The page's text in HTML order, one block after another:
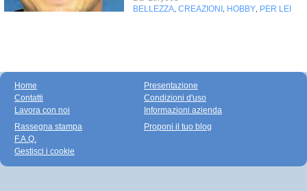
BELLEZZA CREAZIONI HOBBY PER LEI
Home
Contatti
Lavora con noi
Presentazione
Condizioni d'uso
Informazioni azienda
Rassegna stampa
F.A.Q.
Gestisci i cookie
Proponi il tuo blog